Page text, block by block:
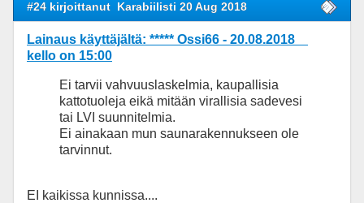
#24 kirjoittanut Karabiilisti 20 Aug 2018
Lainaus käyttäjältä: ***** Ossi66 - 20.08.2018
kello on 15:00
Ei tarvii vahvuuslaskelmia, kaupallisia
kattotuoleja eikä mitään virallisia sadevesi
tai LVI suunnitelmia.
Ei ainakaan mun saunarakennukseen ole
tarvinnut.
EI kaikissa kunnissa....